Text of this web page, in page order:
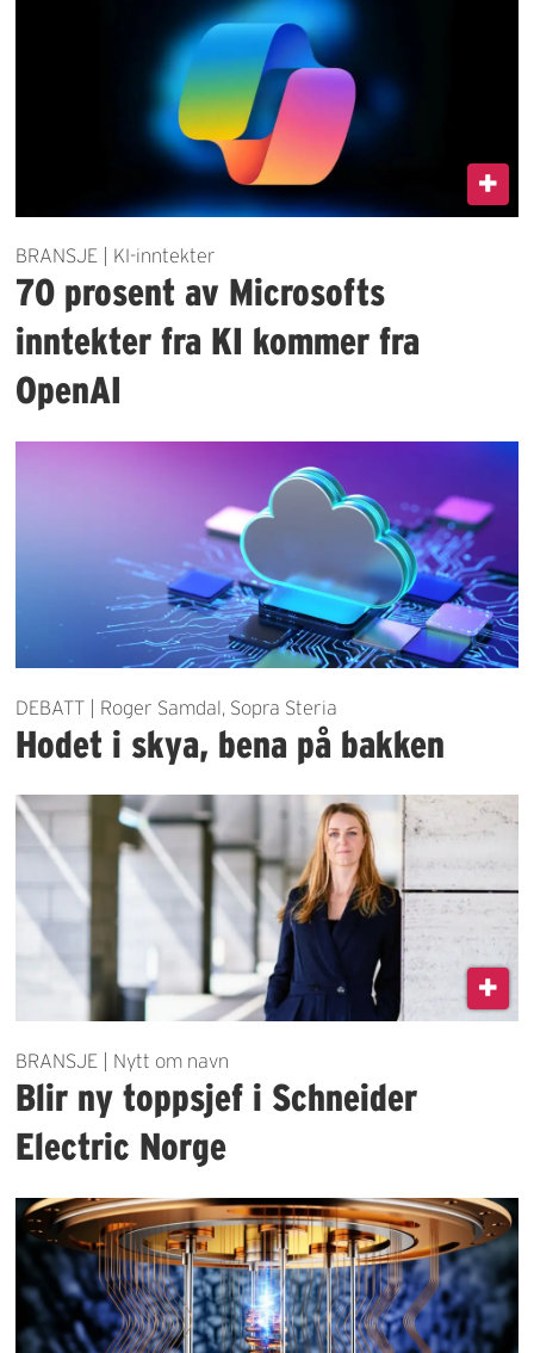
BRANSJE | KI-inntekter
70 prosent av Microsofts
inntekter fra KI kommer fra
OpenAI
DEBATT | Roger Samdal, Sopra Steria
Hodet i skya, bena på bakken
BRANSJE | Nytt om navn
Blir ny toppsjef i Schneider
Electric Norge